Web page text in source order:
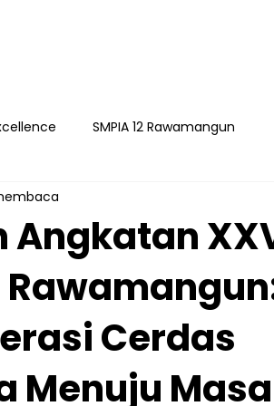
SMPIA 12 Rawamangun
Sakinah
Cerdas
Menuju Masa